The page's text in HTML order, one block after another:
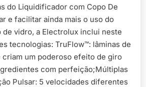
do Liquidificador com Copo De
e facilitar ainda mais o uso do
vidro, a Electrolux inclui neste
tecnologias: TruFlow™: lâminas de
criam um poderoso efeito de giro
com perfeição;Múltiplas
Pulsar: 5 velocidades diferentes